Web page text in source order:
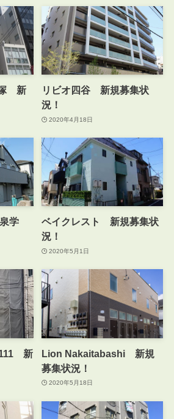
塚 新
リビオ四谷 新規募集状
況！
2020年4月18日
学
ベイクレスト 新規募集状
況！
2020年5月1日
新
Lion Nakaitabashi 新規
募集状況！
2020年5月18日